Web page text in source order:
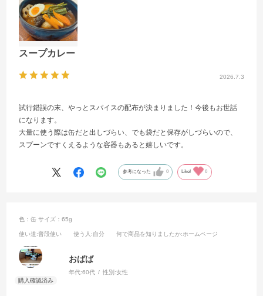
2026.7.3
スープカレー
試行錯誤の末、やっとスパイスの配布が決まりました！今後もお世話
になります。
大量に使う際は缶だと出しづらい、でも袋だと保存がしづらいので、
スプーンですくえるような容器もあると嬉しいです。
参考になった 0 Like! 0
色：缶 サイズ：65g
使い道:普段使い 使う人 :自分 何で商品を知りましたか:ホームページ
おばば
年代:60代 性別:女性